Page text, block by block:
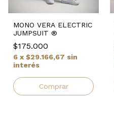
MONO VERA ELECTRIC
JUMPSUIT ®
$175.000
6 x $29.166,67 sin
interés
Comprar